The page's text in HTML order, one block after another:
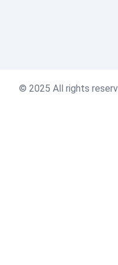
© 2025 All rights